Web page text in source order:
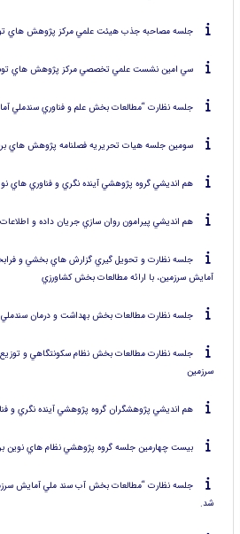
جلسه مصاحبه جذب هيئت علمي مركز پژوهش هاي
سي امين نشست علمي تخصصي مركز پژوهش هاي
جلسه نظارت “مطالعات بخش علم و فناوري سندملي
سومين جلسه هيات تحريريه فصلنامه پژوهش هاي
هم انديشي گروه پژوهشي آينده نگري و فناوري هاي نو
هم انديشي پيرامون روان سازي جريان داده و
جلسه نظارت و تحويل گيري گزارش هاي بخشي و
آمايش سرزمين، با ارائه مطالعات بخش كشاورزي
جلسه نظارت مطالعات بخش بهداشت و درمان
جلسه نظارت مطالعات بخش نظام سكونتگاهي و
سرزمين
هم انديشي پژوهشگران گروه پژوهشي آينده نگري و
بيست چهارمين جلسه گروه پژوهشي نظام هاي نوين
شد.